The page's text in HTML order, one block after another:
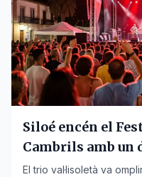
Siloé encén el
Cambrils amb un
El trio val·lisoletà va